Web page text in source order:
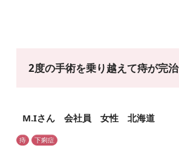
2度の手術を乗り越えて痔が完治
M.Iさん 会社員 女性 北海道
痔 下痢症